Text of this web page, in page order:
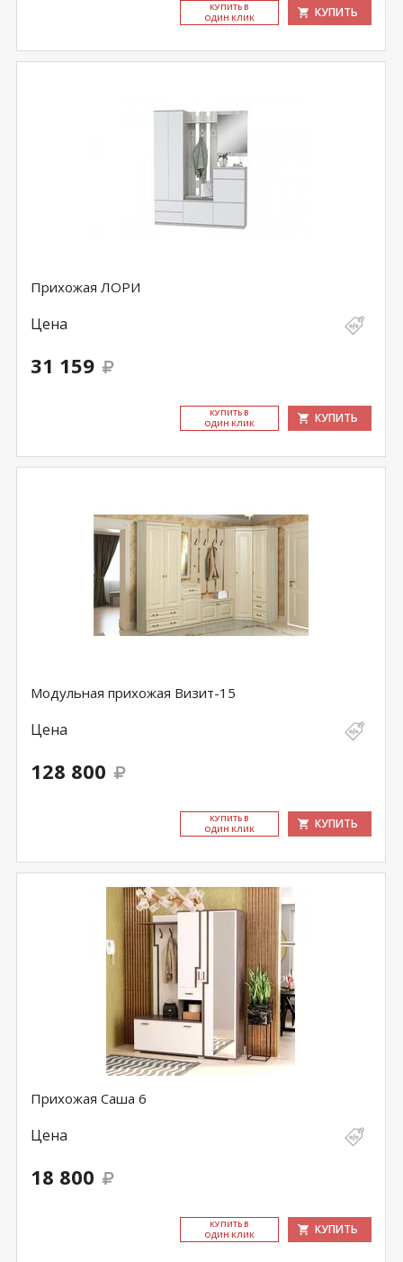
КУ­ПИТЬ В
ОДИН КЛИК
КУПИТЬ
Прихожая ЛОРИ
Цена
31 159
КУ­ПИТЬ В
ОДИН КЛИК
КУПИТЬ
Модульная прихожая Визит-15
Цена
128 800
КУ­ПИТЬ В
ОДИН КЛИК
КУПИТЬ
Прихожая Саша 6
Цена
18 800
КУ­ПИТЬ В
ОДИН КЛИК
КУПИТЬ